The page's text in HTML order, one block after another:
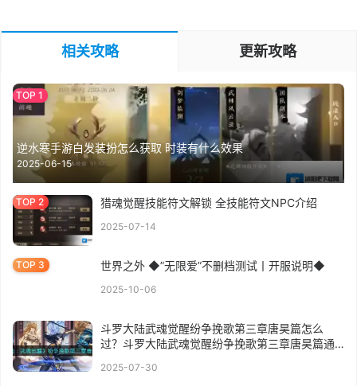
相关攻略 更新攻略
逆水寒手游白发装扮怎么获取 时装有什么效果
2025-06-15
猎魂觉醒技能符文解锁 全技能符文NPC介绍
2025-07-14
世界之外 ◆”无限爱”不删档测试丨开服说明◆
2025-10-06
斗罗大陆武魂觉醒纷争挽歌第三章唐昊篇怎么
过？斗罗大陆武魂觉醒纷争挽歌第三章唐昊篇通
2025-07-30